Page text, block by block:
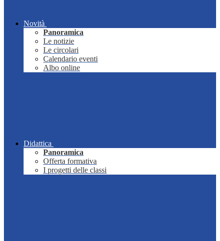
Novità
Panoramica
Le notizie
Le circolari
Calendario eventi
Albo online
Didattica
Panoramica
Offerta formativa
I progetti delle classi